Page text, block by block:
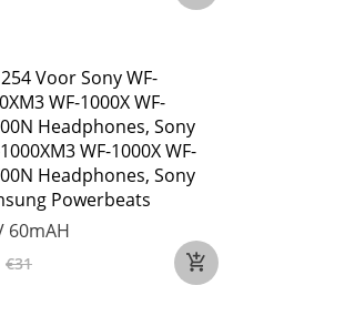
Voor Sony WF-
WF-1000X WF-
Headphones, Sony
WF-1000X WF-
Headphones, Sony
Powerbeats
60mAH
€31